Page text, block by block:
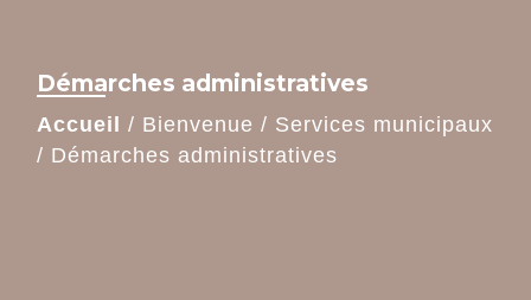
Démarches administratives
Accueil / Bienvenue / Services municipaux
/ Démarches administratives